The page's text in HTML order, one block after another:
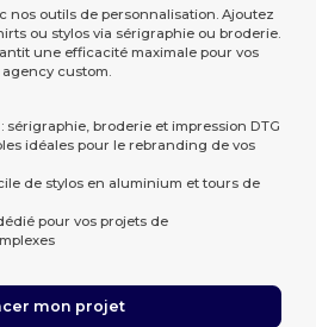
nos outils de personnalisation. Ajoutez
ou stylos via sérigraphie ou broderie.
une efficacité maximale pour vos
custom.
sérigraphie, broderie et impression DTG
idéales pour le rebranding de vos
de stylos en aluminium et tours de
pour vos projets de
mon projet